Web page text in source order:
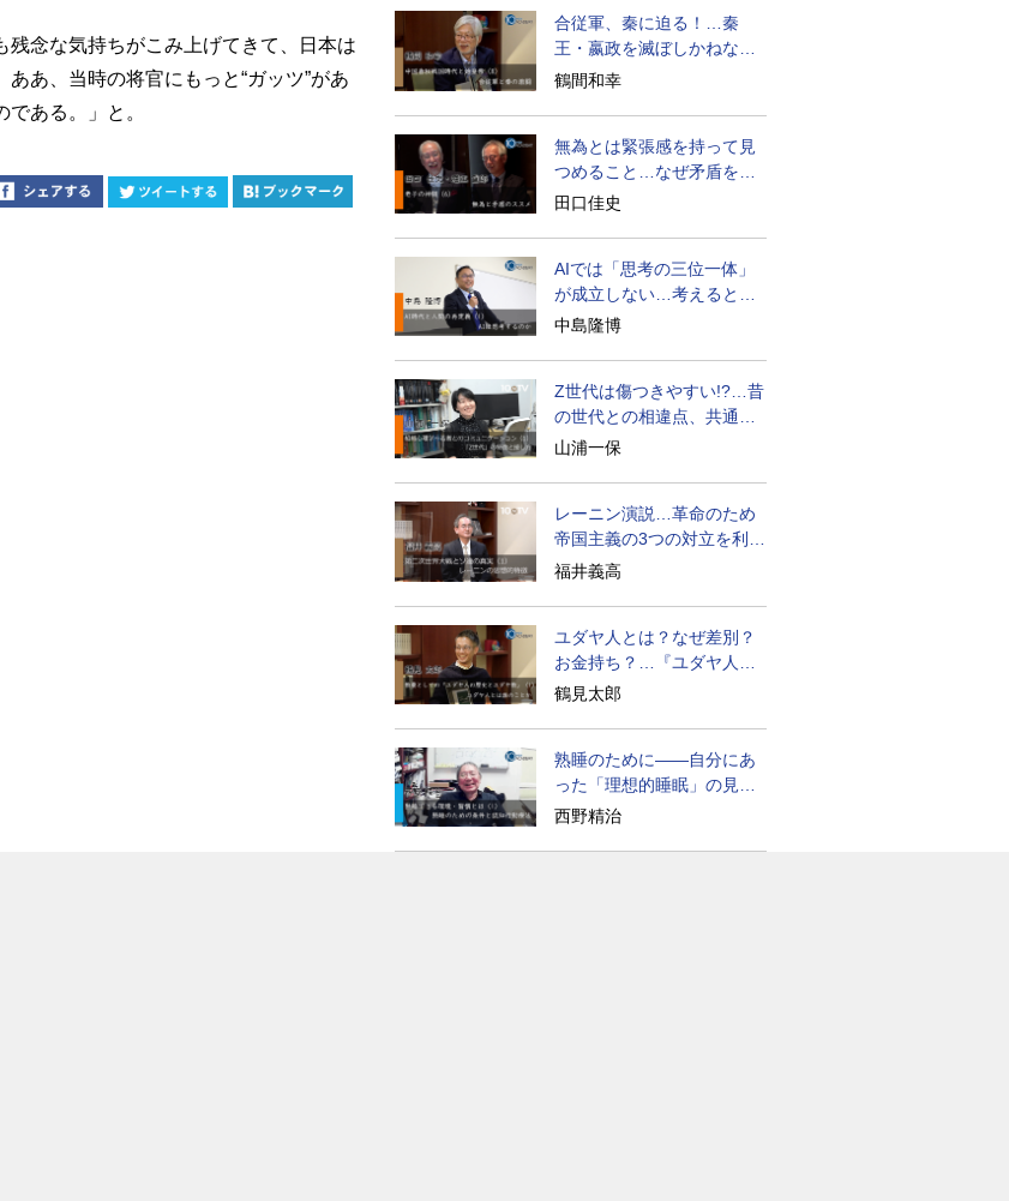
念な気持ちがこみ上げてきて、日本は
あ、当時の将官にもっと“ガッツ”があ
ある。」と。
合従軍、秦に迫る！…秦
王・嬴政を滅ぼしかねなか
った激戦の史実
鶴間和幸
無為とは緊張感を持って見
つめること…なぜ矛盾を大
歓迎すべきか
田口佳史
AIでは「思考の三位一体」
が成立しない…考えると
は？
中島隆博
Z世代は傷つきやすい!?…昔
の世代との相違点、共通点
とは
山浦一保
レーニン演説…革命のため
帝国主義の3つの対立を利用
せよ
福井義高
ユダヤ人とは？なぜ差別？
お金持ち？…『ユダヤ人の
歴史』に学ぶ
鶴見太郎
熟睡のために――自分にあ
った「理想的睡眠」の見つ
け方
西野精治